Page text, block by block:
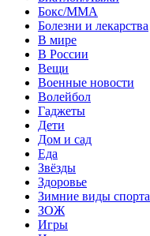
Бокс/MMA
Болезни и лекарства
В мире
В России
Вещи
Военные новости
Волейбол
Гаджеты
Дети
Дом и сад
Еда
Звёзды
Здоровье
Зимние виды спорта
ЗОЖ
Игры